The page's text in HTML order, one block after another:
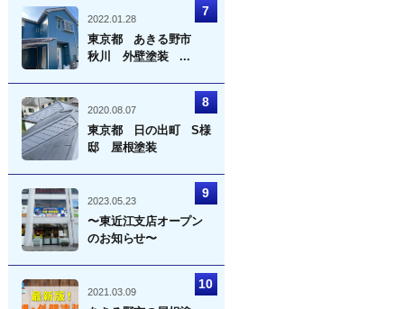
2022.01.28
東京都 あきる野市
秋川 外壁塗装 ...
2020.08.07
東京都 日の出町 S様
邸 屋根塗装
2023.05.23
〜東近江支店オープン
のお知らせ〜
2021.03.09